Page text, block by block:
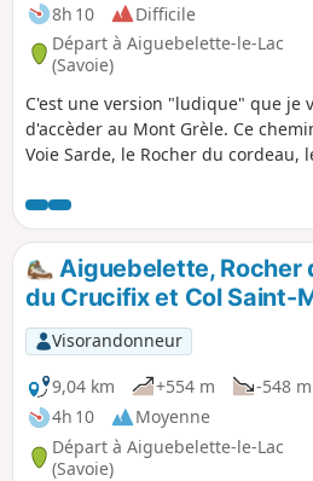
8h 10
Difficile
Départ à Aiguebelette-le-Lac
(Savoie)
C'est une version "ludique" que je
d'accèder au Mont Grèle. Ce
Voie Sarde, le Rocher du cordeau,
de redescendre et de découvrir la
beaux paysages, une ambiance
magique sur les lacs, le Granier et
superbe parcours !
Aiguebelette, Rocher
du Crucifix et Col Saint-
Visorandonneur
9,04 km
+554 m
-548 m
4h 10
Moyenne
Départ à Aiguebelette-le-Lac
(Savoie)